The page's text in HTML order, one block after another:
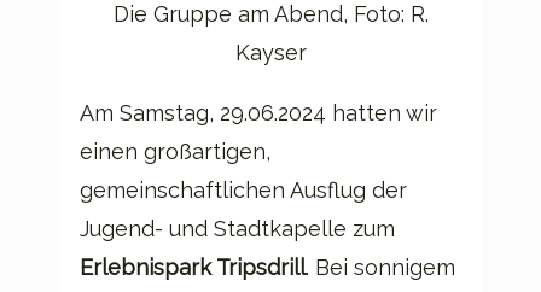
Die Gruppe am Abend, Foto: R.
Kayser
Am Samstag, 29.06.2024 hatten wir
einen großartigen,
gemeinschaftlichen Ausflug der
Jugend- und Stadtkapelle zum
Erlebnispark Tripsdrill. Bei sonnigem